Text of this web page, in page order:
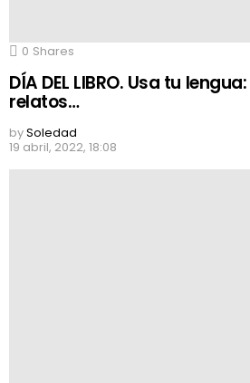
0 Shares
DÍA DEL LIBRO. Usa tu
relatos…
bySoledad
19 abril, 2022, 18:08